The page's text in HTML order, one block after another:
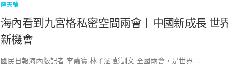
摩天輪
海內看到九宮格私密空間兩會丨中國新成長 世
新機會
國民日報海內版記者 李嘉寶 林子涵 彭訓文 全國兩會，是世界 …